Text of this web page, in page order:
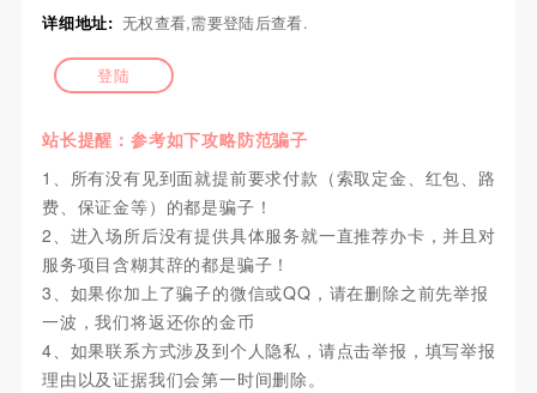
详细地址: 无权查看,需要登陆后查看.
登陆
站长提醒：参考如下攻略防范骗子
1、所有没有见到面就提前要求付款（索取定金、红包、路
费、保证金等）的都是骗子！
2、进入场所后没有提供具体服务就一直推荐办卡，并且对
服务项目含糊其辞的都是骗子！
3、如果你加上了骗子的微信或QQ，请在删除之前先举报
一波，我们将返还你的金币
4、如果联系方式涉及到个人隐私，请点击举报，填写举报
理由以及证据我们会第一时间删除。